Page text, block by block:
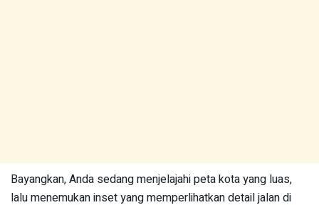
Bayangkan, Anda sedang menjelajahi peta kota yang luas,
lalu menemukan inset yang memperlihatkan detail jalan di